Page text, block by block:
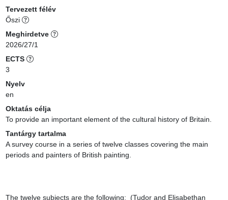
Tervezett félév
Őszi
Meghirdetve
2026/27/1
ECTS
3
Nyelv
en
Oktatás célja
To provide an important element of the cultural history of Britain.
Tantárgy tartalma
A survey course in a series of twelve classes covering the main
periods and painters of British painting.
The twelve subjects are the following:  (Tudor and Elisabethan